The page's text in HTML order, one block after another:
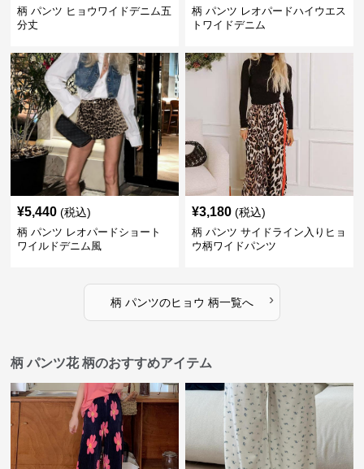
柄 パンツ ヒョウワイドデニム五
分丈
柄 パンツ レオパードハイウエス
トワイドデニム
¥5,440 (税込)
柄 パンツ レオパードショート
ワイルドデニム風
¥3,180 (税込)
柄 パンツ サイドライン入りヒョ
ウ柄ワイドパンツ
柄 パンツのヒョウ 柄一覧へ ›
柄 パンツ花 柄のおすすめアイテム